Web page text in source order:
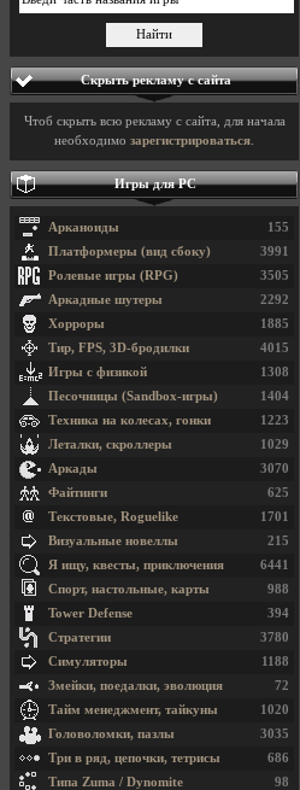
Скрыть рекламу с сайта
Чтоб скрыть всю рекламу с сайта, для начала
необходимо зарегистрироваться
Игры для PC
155
Арканоиды
3991
Платформеры (вид сбоку)
3505
Ролевые игры (RPG)
2292
Аркадные шутеры
1885
Хорроры
4015
Тир, FPS, 3D-бродилки
1308
Игры с физикой
1404
Песочницы (Sandbox-игры)
1223
Техника на колесах, гонки
1029
Леталки, скроллеры
3070
Аркады
625
Файтинги
1701
Текстовые, Roguelike
215
Визуальные новеллы
6441
Я ищу, квесты, приключения
988
Спорт, настольные, карты
394
Tower Defense
3780
Стратегии
1188
Симуляторы
72
Змейки, поедалки, эволюция
1020
Тайм менеджмент, тайкуны
3035
Головоломки, пазлы
686
Три в ряд, цепочки, тетрисы
98
Типа Zuma / Dynomite